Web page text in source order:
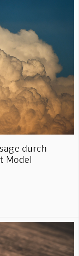
durch
Model